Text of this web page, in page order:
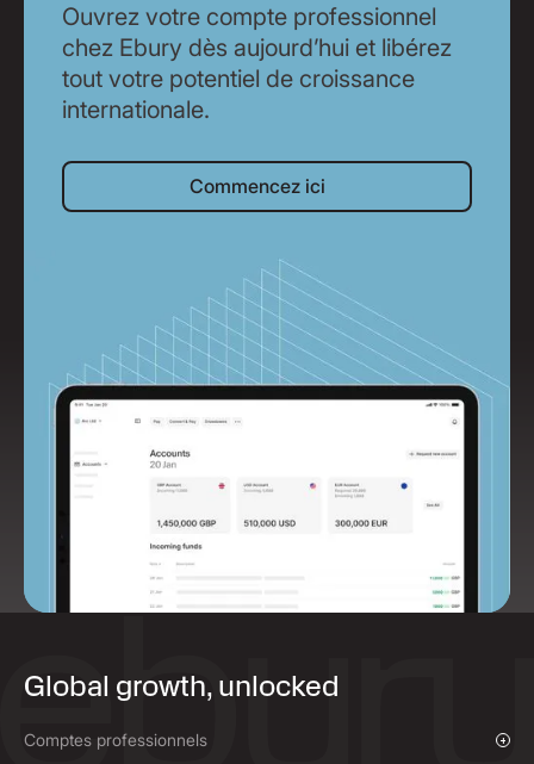
Ouvrez votre compte professionnel
chez Ebury dès aujourd’hui et libérez
tout votre potentiel de croissance
internationale.
Commencez ici
Commencez ici
Global growth, unlocked
Comptes professionnels